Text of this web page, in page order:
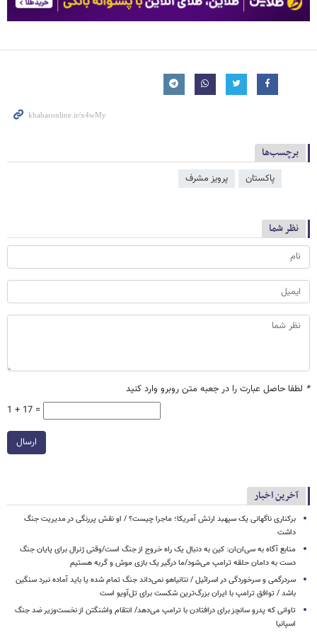
برچسب‌ها
پاکستان پرویز مشرف
نظر شما
* لطفا حاصل عبارت را در جعبه متن روبرو وارد کنید
1 + 17 =
ارسال
آخرین اخبار
برکناری ناگهانی یک سپهبد ارتش آمریکا؛ ماجرا چیست؟ / او نقش پررنگی در مدیریت جنگ
داشت
منابع آگاه به سی‌ان‌ان: کین به دنبال یک راه خروج از جنگ است/وقتی ژنرال برای پایان جنگ
دست به دامان حلقه ترامپ می‌شود/ما درگیر یک بازی موش و گربه هستیم
سردرگمی و سرخوردگی در اسرائیل / نتانیاهو نمی‌داند جنگ تمام شده یا باید آماده نبرد سنگین
باشد / توافق ترامپ با ایران بزرگ‌ترین شکست برای تل‌آویو است
تاوانی که پدرو سانچز برای درافتادن با ترامپ می‌دهد/ انتقام واشنگتن از نخست‌وزیر ضد جنگ
اسپانیا